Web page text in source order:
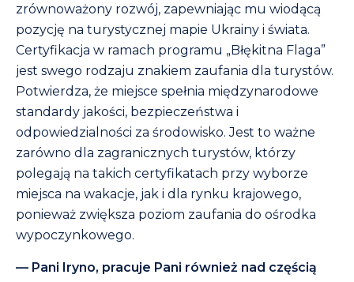
zrównoważony rozwój, zapewniając mu wiodącą
pozycję na turystycznej mapie Ukrainy i świata.
Certyfikacja w ramach programu „Błękitna Flaga”
jest swego rodzaju znakiem zaufania dla turystów.
Potwierdza, że miejsce spełnia międzynarodowe
standardy jakości, bezpieczeństwa i
odpowiedzialności za środowisko. Jest to ważne
zarówno dla zagranicznych turystów, którzy
polegają na takich certyfikatach przy wyborze
miejsca na wakacje, jak i dla rynku krajowego,
ponieważ zwiększa poziom zaufania do ośrodka
wypoczynkowego.
— Pani Iryno, pracuje Pani również nad częścią